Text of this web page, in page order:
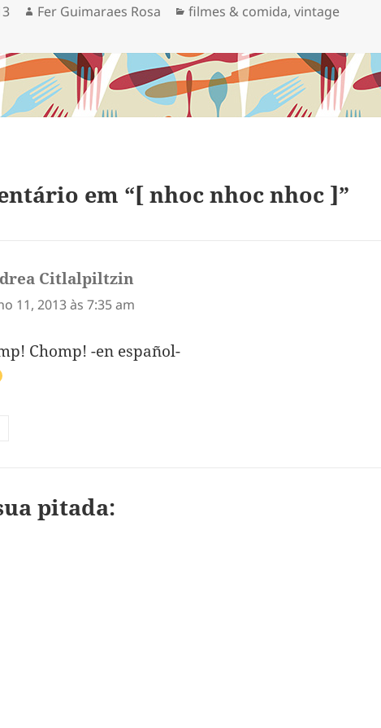
salgadinhos
manter minha pose
blasé de gente superior,
que não…
Autor
Fer Guimaraes Rosa Categorias
filmes & comida,vintage
em “[ nhoc nhoc nhoc ]”
Citlalpiltzin
11, 2013 às 7:35 am
Chomp! -en español-
pitada: